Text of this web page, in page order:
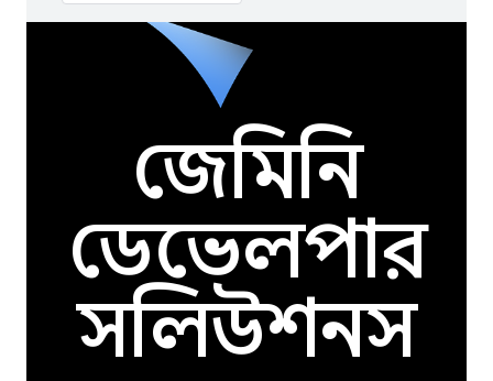
জেমিনি
ডেভেলপার
সলিউশনস